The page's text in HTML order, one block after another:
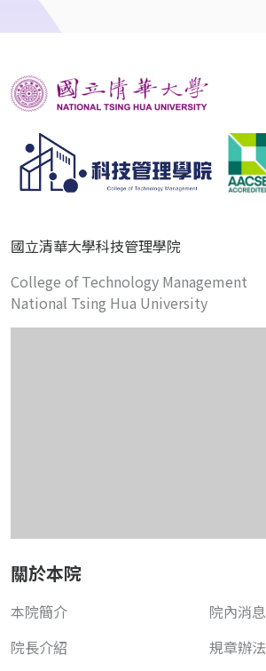
國立清華大學科技管理學院
College of Technology Management
National Tsing Hua University
關於本院
本院簡介
院長介紹
院內消息
規章辦法